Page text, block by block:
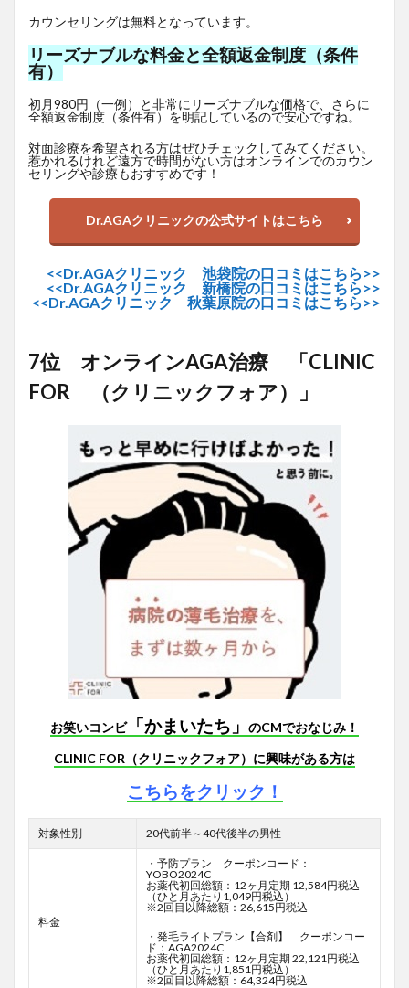
カウンセリングは無料となっています。
リーズナブルな料金と全額返金制度（条件
有）
初月980円（一例）と非常にリーズナブルな価格で、さらに
全額返金制度（条件有）を明記しているので安心ですね。
対面診療を希望される方はぜひチェックしてみてください。
惹かれるけれど遠方で時間がない方はオンラインでのカウン
セリングや診療もおすすめです！
Dr.AGAクリニックの公式サイトはこちら
<<Dr.AGAクリニック 池袋院の口コミはこちら>>
<<Dr.AGAクリニック 新橋院の口コミはこちら>>
<<Dr.AGAクリニック 秋葉原院の口コミはこちら>>
7位 オンラインAGA治療 「CLINIC
FOR （クリニックフォア）」
お笑いコンビ「かまいたち」 のCMでおなじみ！
CLINIC FOR（クリニックフォア）に興味がある方は
こちらをクリック！
対象性別 20代前半～40代後半の男性
料金
・予防プラン クーポンコード：
YOBO2024C
お薬代初回総額：12ヶ月定期 12,584円税込
（ひと月あたり1,049円税込）
※2回目以降総額：26,615円税込
・発毛ライトプラン【合剤】 クーポンコー
ド：AGA2024C
お薬代初回総額：12ヶ月定期 22,121円税込
（ひと月あたり1,851円税込）
※2回目以降総額：64,324円税込